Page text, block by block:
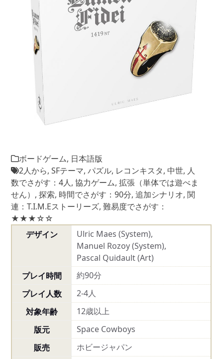
ボードゲーム, 日本語版
2人から,SFテーマ,パズル, レコンキスタ, 中世, 人
数でさがす：4人,協力ゲーム,拡張（単体では遊べま
せん） ,探索, 時間でさがす：90分,追加シナリオ,関
連：T.I.M.Eストーリーズ,難易度でさがす：
★★★☆☆
デザイン
Ulric Maes (System),
Manuel Rozoy (System),
Pascal Quidault (Art)
プレイ時間
約90分
プレイ人数
2-4人
対象年齢
12歳以上
版元
Space Cowboys
販売
ホビージャパン